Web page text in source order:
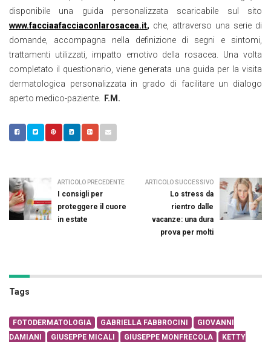
disponibile una guida personalizzata scaricabile sul sito
www.facciaafacciaconlarosacea.it, che, attraverso una serie di
domande, accompagna nella definizione di segni e sintomi,
trattamenti utilizzati, impatto emotivo della rosacea. Una volta
completato il questionario, viene generata una guida per la visita
dermatologica personalizzata in grado di facilitare un dialogo
aperto medico-paziente.
F.M.
ARTICOLO PRECEDENTE
I consigli per
proteggere il cuore
in estate
ARTICOLO SUCCESSIVO
Lo stress da
rientro dalle
vacanze: una dura
prova per molti
Tags
FOTODERMATOLOGIA GABRIELLA FABBROCINI
GIOVANNI
DAMIANI
GIUSEPPE MICALI GIUSEPPE MONFRECOLA
KETTY